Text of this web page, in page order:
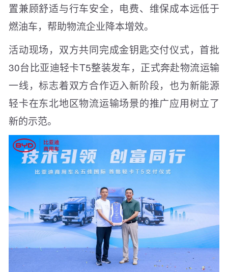
置兼顾舒适与行车安全，电费、维保成本远低于
燃油车，帮助物流企业降本增效。
活动现场，双方共同完成金钥匙交付仪式，首批
30台比亚迪轻卡T5整装发车，正式奔赴物流运输
一线，标志着双方合作迈入新阶段，也为新能源
轻卡在东北地区物流运输场景的推广应用树立了
新的示范。